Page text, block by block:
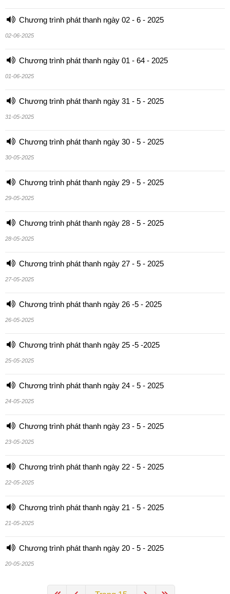
Chương trình phát thanh ngày 02 - 6 - 2025
02-06-2025
Chương trình phát thanh ngày 01 - 64 - 2025
01-06-2025
Chương trình phát thanh ngày 31 - 5 - 2025
31-05-2025
Chương trình phát thanh ngày 30 - 5 - 2025
30-05-2025
Chương trình phát thanh ngày 29 - 5 - 2025
29-05-2025
Chương trình phát thanh ngày 28 - 5 - 2025
28-05-2025
Chương trình phát thanh ngày 27 - 5 - 2025
27-05-2025
Chương trình phát thanh ngày 26 -5 - 2025
26-05-2025
Chương trình phát thanh ngày 25 -5 -2025
25-05-2025
Chương trình phát thanh ngày 24 - 5 - 2025
24-05-2025
Chương trình phát thanh ngày 23 - 5 - 2025
23-05-2025
Chương trình phát thanh ngày 22 - 5 - 2025
22-05-2025
Chương trình phát thanh ngày 21 - 5 - 2025
21-05-2025
Chương trình phát thanh ngày 20 - 5 - 2025
20-05-2025